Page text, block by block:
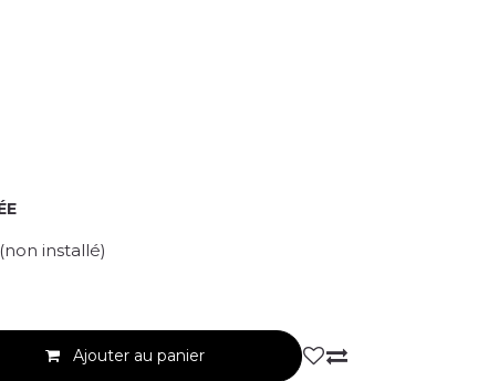
installé)
Ajouter au panier